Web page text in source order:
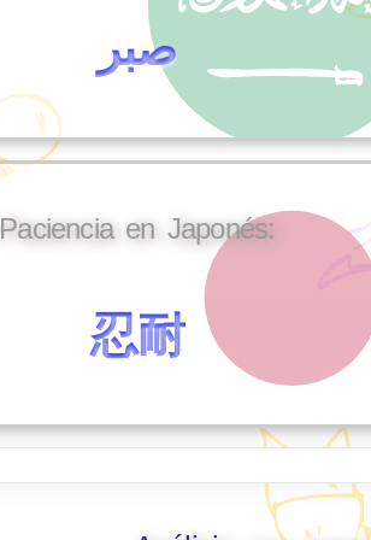
صبر
Paciencia en Japonés:
忍耐